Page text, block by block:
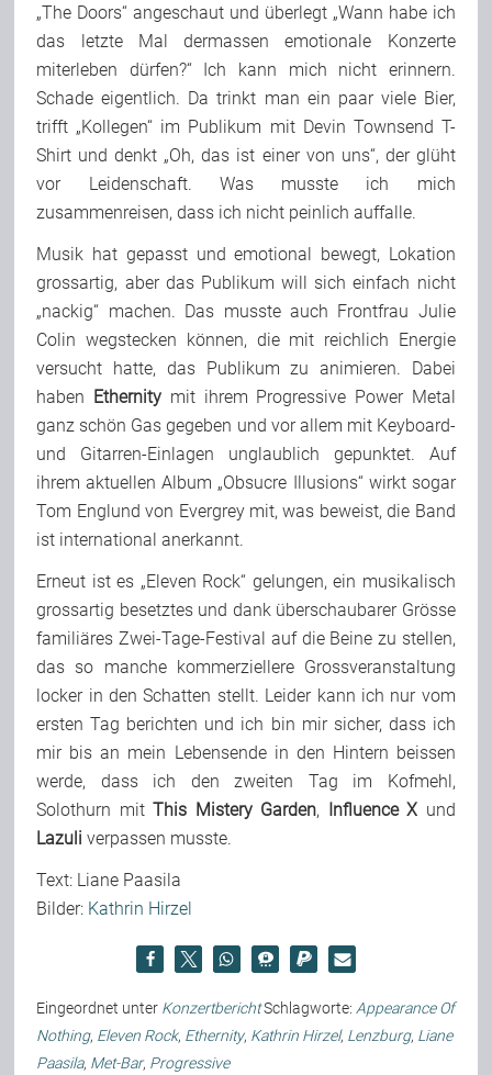
„The Doors“ angeschaut und überlegt „Wann habe ich
das letzte Mal dermassen emotionale Konzerte
miterleben dürfen?“ Ich kann mich nicht erinnern.
Schade eigentlich. Da trinkt man ein paar viele Bier,
trifft „Kollegen“ im Publikum mit Devin Townsend T-
Shirt und denkt „Oh, das ist einer von uns“, der glüht
vor Leidenschaft. Was musste ich mich
zusammenreisen, dass ich nicht peinlich auffalle.
Musik hat gepasst und emotional bewegt, Lokation
grossartig, aber das Publikum will sich einfach nicht
„nackig“ machen. Das musste auch Frontfrau Julie
Colin wegstecken können, die mit reichlich Energie
versucht hatte, das Publikum zu animieren. Dabei
haben Ethernity mit ihrem Progressive Power Metal
ganz schön Gas gegeben und vor allem mit Keyboard-
und Gitarren-Einlagen unglaublich gepunktet. Auf
ihrem aktuellen Album „Obsucre Illusions“ wirkt sogar
Tom Englund von Evergrey mit, was beweist, die Band
ist international anerkannt.
Erneut ist es „Eleven Rock“ gelungen, ein musikalisch
grossartig besetztes und dank überschaubarer Grösse
familiäres Zwei-Tage-Festival auf die Beine zu stellen,
das so manche kommerziellere Grossveranstaltung
locker in den Schatten stellt. Leider kann ich nur vom
ersten Tag berichten und ich bin mir sicher, dass ich
mir bis an mein Lebensende in den Hintern beissen
werde, dass ich den zweiten Tag im Kofmehl,
Solothurn mitThis Mistery Garden, Influence X und
Lazuli verpassen musste.
Text: Liane Paasila
Bilder: Kathrin Hirzel
Eingeordnet unter KonzertberichtSchlagworte: Appearance Of
Nothing, Eleven Rock, Ethernity, Kathrin Hirzel, Lenzburg, Liane
Paasila, Met-Bar, Progressive